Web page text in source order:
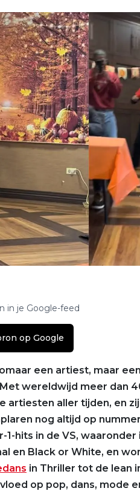
in je Google-feed
op Google
een artiest, maar
wereldwijd meer dan
artiesten aller tijden, en
nog altijd op
1-hits in de VS,
en Black or White, en
in Thriller tot de lean
op pop, dans, mode